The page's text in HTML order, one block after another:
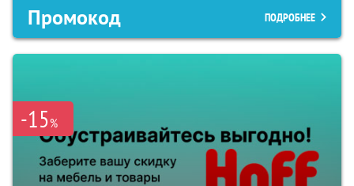
Промокод ПОДРОБНЕЕ
-15%